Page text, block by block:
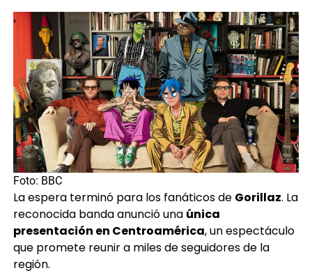
Foto: BBC
La espera terminó para los fanáticos de Gorillaz. La
reconocida banda anunció una única
presentación en Centroamérica, un espectáculo
que promete reunir a miles de seguidores de la
región.